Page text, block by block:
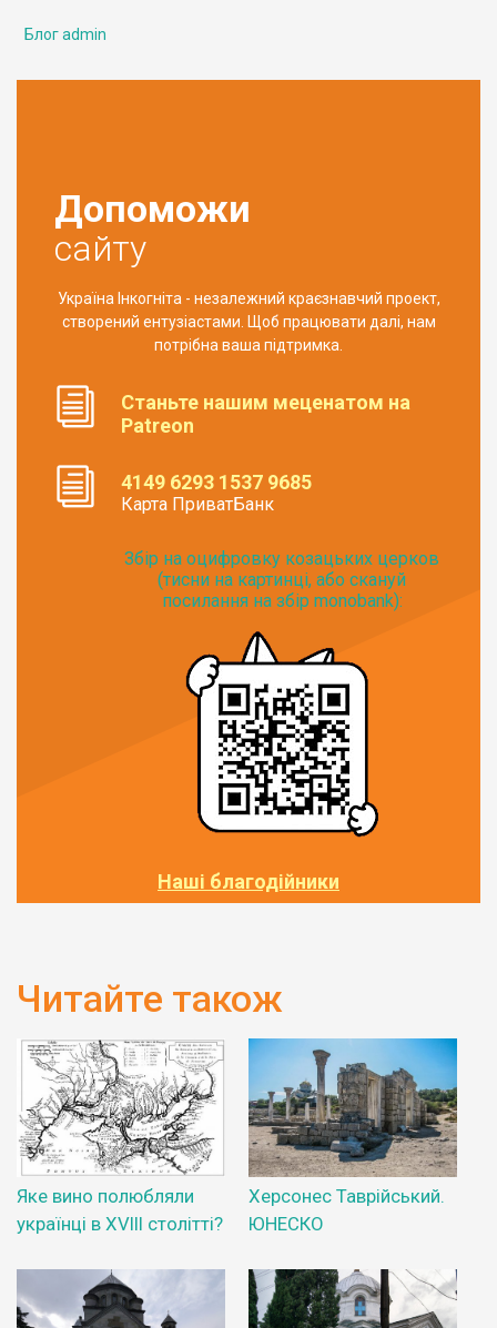
Блог admin
Допоможи
сайту
Україна Інкогніта - незалежний краєзнавчий проект,
створений ентузіастами. Щоб працювати далі, нам
потрібна ваша підтримка.
Станьте нашим меценатом на
Patreon
4149 6293 1537 9685
Карта ПриватБанк
Збір на оцифровку козацьких церков
(тисни на картинці, або скануй
посилання на збір monobank):
Наші благодійники
Читайте також
Яке вино полюбляли
українці в XVIII столітті?
Херсонес Таврійський.
ЮНЕСКО